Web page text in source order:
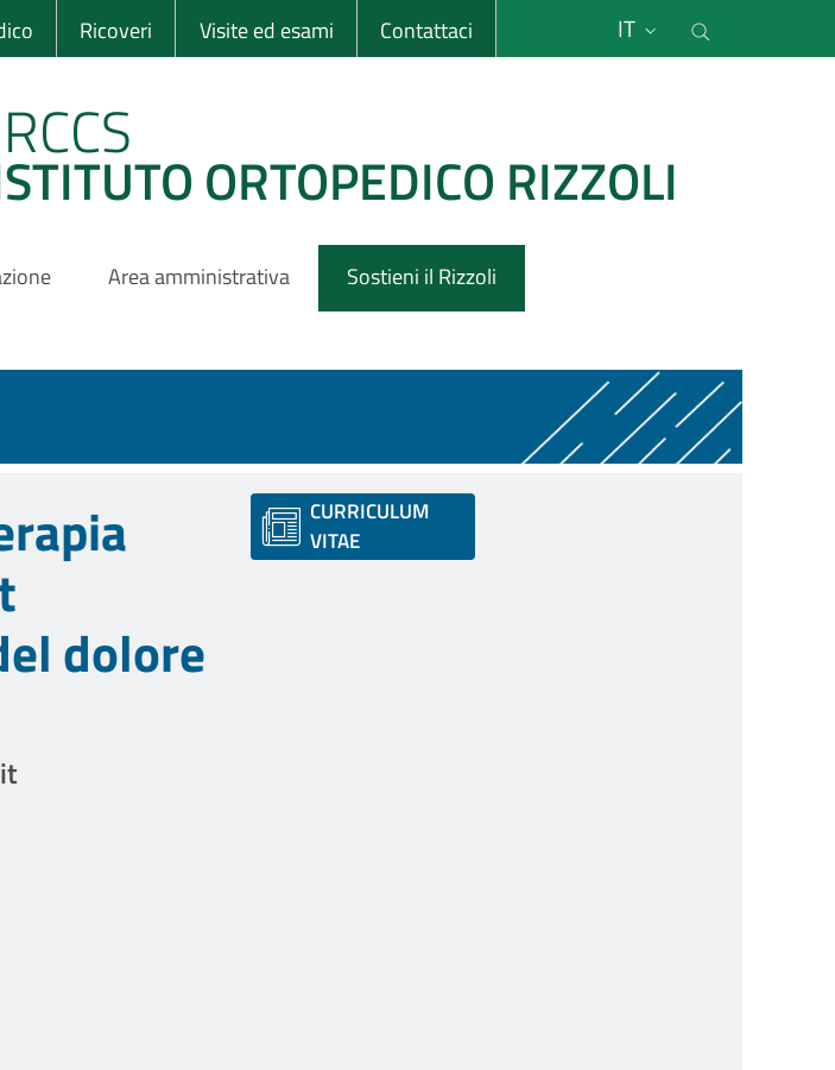
Rizzoli
Ricoveri Visite ed esami Contattaci IT
ORTOPEDICO RIZZOLI
Area amministrativa Sostieni il Rizzoli
dolore
CURRICULUM
VITAE